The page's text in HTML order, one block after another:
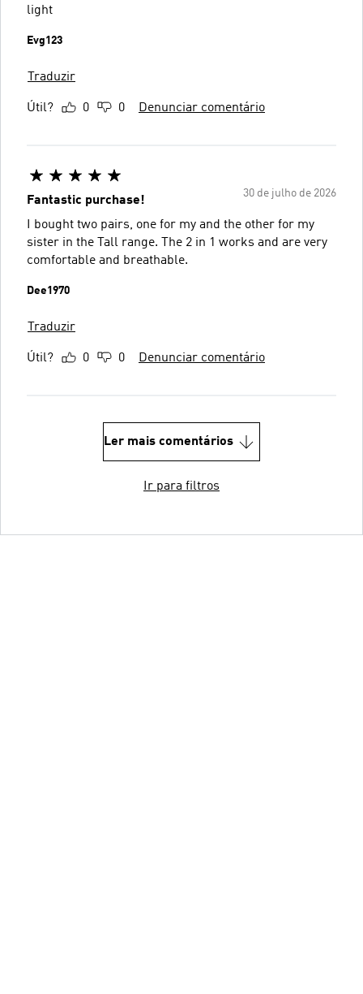
light
Evg123
Traduzir
Útil? 0 0 Denunciar comentário
30 de julho de 2026
Fantastic purchase!
I bought two pairs, one for my and the other for my
sister in the Tall range. The 2 in 1 works and are very
comfortable and breathable.
Dee1970
Traduzir
Útil? 0 0 Denunciar comentário
Ler mais comentários
Ir para filtros